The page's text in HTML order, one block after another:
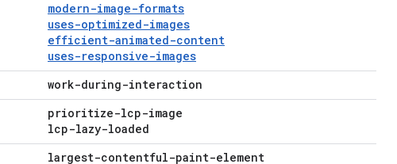
modern-image-formats
uses-optimized-images
efficient-animated-content
uses-responsive-images
work-during-interaction
prioritize-lcp-image
lcp-lazy-loaded
largest-contentful-paint-element